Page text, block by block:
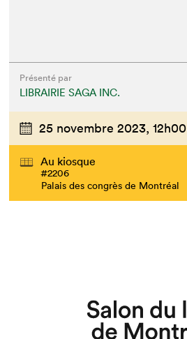
Présenté par
LIBRAIRIE SAGA INC.
25 novembre 2023, 12h00
Au kiosque
#2206
Palais des congrès de Montréal